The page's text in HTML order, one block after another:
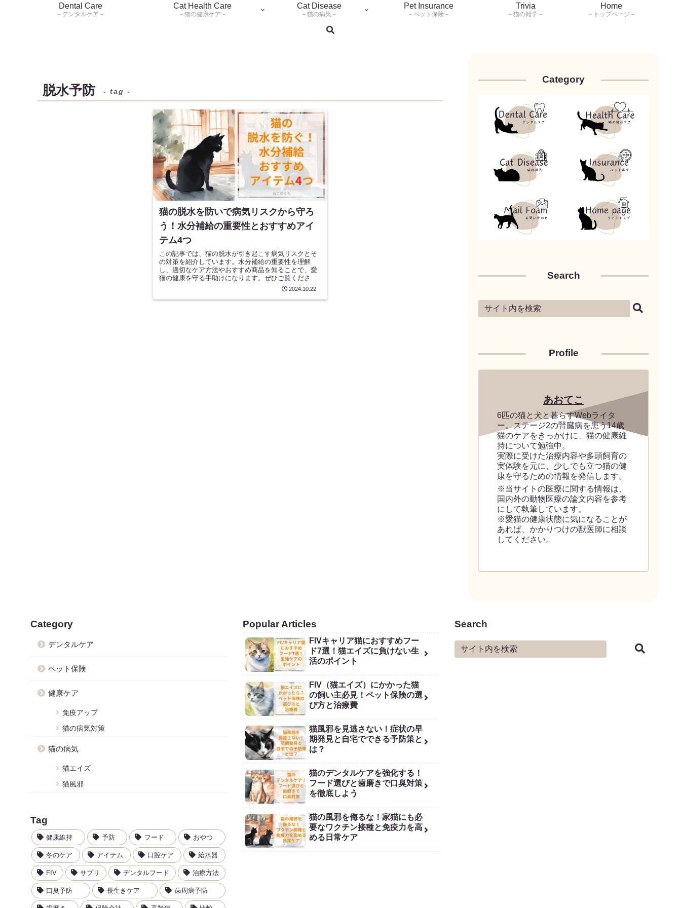
Dental Care
－デンタルケア－
Cat Health Care
－猫の健康ケア－
Cat Disease
－猫の病気－
Pet Insurance
－ペット保険－
Trivia
－猫の雑学－
Home
－トップページ－
脱水予防 - tag -
猫の脱水を防いで病気リスクから守ろ
う！水分補給の重要性とおすすめアイ
テム4つ
この記事では、猫の脱水が引き起こす病気リスクとそ
の対策を紹介しています。水分補給の重要性を理解
し、適切なケア方法やおすすめ商品を知ることで、愛
猫の健康を守る手助けになります。ぜひご覧くださ
2024.10.22
Category
Search
Profile
あおてこ
6匹の猫と犬と暮らすWebライタ
ー。ステージ2の腎臓病を患う14歳
猫のケアをきっかけに、猫の健康維
持について勉強中。
実際に受けた治療内容や多頭飼育の
実体験を元に、少しでも立つ猫の健
康を守るための情報を発信します。
※当サイトの医療に関する情報は、
国内外の動物医療の論文内容を参考
にして執筆しています。
※愛猫の健康状態に気になることが
あれば、かかりつけの獣医師に相談
してください。
Category
デンタルケア
ペット保険
健康ケア
免疫アップ
猫の病気対策
猫の病気
猫エイズ
猫風邪
Tag
健康維持 予防 フード おやつ
冬のケア アイテム 口腔ケア 給水器
FIV サプリ デンタルフード 治療方法
口臭予防 長生きケア 歯周病予防
Popular Articles
FIVキャリア猫におすすめフー
ド7選！猫エイズに負けない生
活のポイント
FIV（猫エイズ）にかかった猫
の飼い主必見！ペット保険の選
び方と治療費
猫風邪を見逃さない！症状の早
期発見と自宅でできる予防策と
は？
猫のデンタルケアを強化する！
フード選びと歯磨きで口臭対策
を徹底しよう
猫の風邪を侮るな！家猫にも必
要なワクチン接種と免疫力を高
める日常ケア
Search